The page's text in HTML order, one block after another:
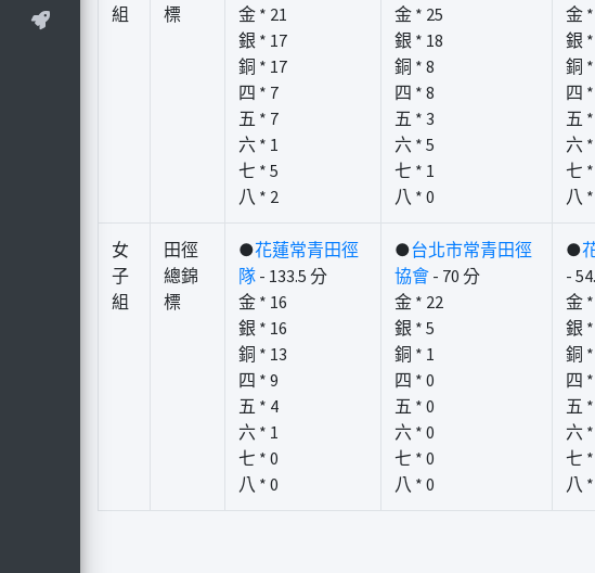
組
標
金 * 21
銀 * 17
銅 * 17
四 * 7
五 * 7
六 * 1
七 * 5
八 * 2
金 * 25
銀 * 18
銅 * 8
四 * 8
五 * 3
六 * 5
七 * 1
八 * 0
金
銀
銅
四
五
六
七
八
女
子
組
田徑
總錦
標
●花蓮常青田徑
隊- 133.5 分
金 * 16
銀 * 16
銅 * 13
四 * 9
五 * 4
六 * 1
七 * 0
八 * 0
●台北市常青田徑
協會- 70 分
金 * 22
銀 * 5
銅 * 1
四 * 0
五 * 0
六 * 0
七 * 0
八 * 0
●
-
金
銀
銅
四
五
六
七
八